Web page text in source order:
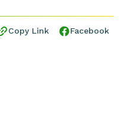
Copy Link Facebook